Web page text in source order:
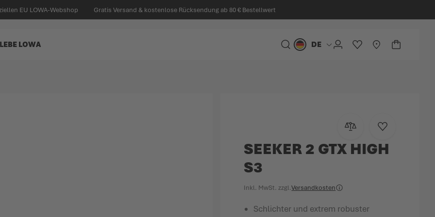
EU LOWA-Webshop Gratis Versand & kostenlose Rücksendung ab 80 € Bestellwert
LOWA
SUCHE
Sprache DE
KONTOMEINESTORELOCATOR
Zur Vergleichsliste
Zur
SEEKER 2 GTX HIGH
S3
Inkl. MwSt. zzgl.Versandkosten
Schlichter und extrem robuster